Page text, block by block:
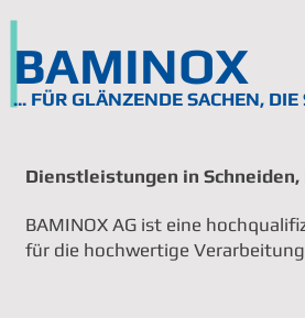
BAMINOX
... FÜR GLÄNZENDE SACHEN,
Dienstleistungen in
BAMINOX AG ist eine
für die hochwertige